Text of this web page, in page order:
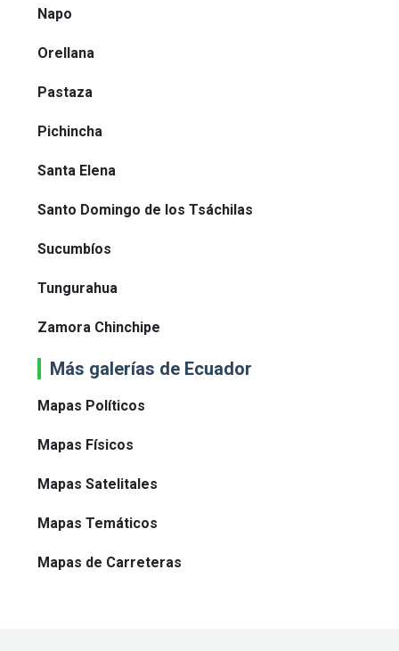
Napo
Orellana
Pastaza
Pichincha
Santa Elena
Santo Domingo de los Tsáchilas
Sucumbíos
Tungurahua
Zamora Chinchipe
Más galerías de Ecuador
Mapas Políticos
Mapas Físicos
Mapas Satelitales
Mapas Temáticos
Mapas de Carreteras